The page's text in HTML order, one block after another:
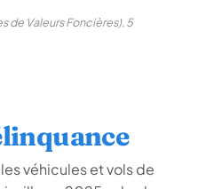
de Valeurs Foncières), 5
véhicules et vols de